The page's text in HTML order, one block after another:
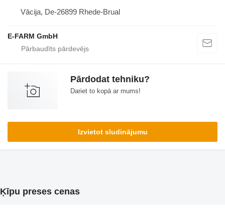
Vācija, De-26899 Rhede-Brual
E-FARM GmbH
Pārdodat tehniku?
Dariet to kopā ar mums!
Izvietot sludinājumu
Ķīpu preses cenas